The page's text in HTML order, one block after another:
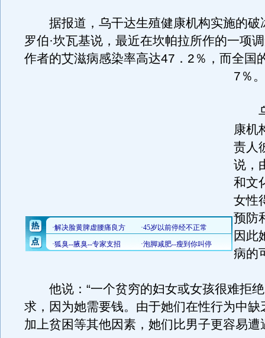
据报道，乌干达生殖健康机构实施的破
罗伯·坎瓦基说，最近在坎帕拉所作的一项
作者的艾滋病感染率高达47．2％，而全国
7％。
乌
康机
责人
说，
和文
女性
预防
因此
病的
他说：“一个贫穷的妇女或女孩很难拒绝
求，因为她需要钱。由于她们在性行为中缺
加上贫困等其他因素，她们比男子更容易遭